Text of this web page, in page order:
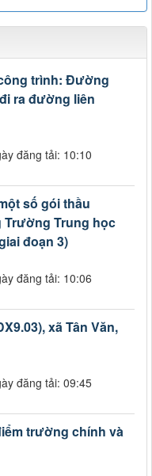
trình: Đường
ra đường liên
đăng tải: 10:10
số gói thầu
Trung học
đoạn 3)
đăng tải: 10:06
xã Tân Văn,
đăng tải: 09:45
trường chính và